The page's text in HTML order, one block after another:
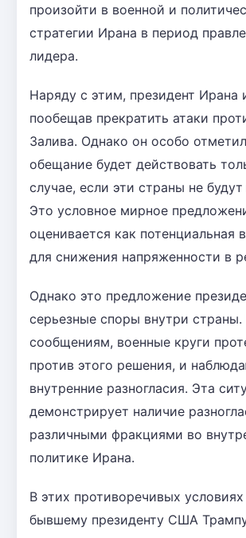
произойти в военной и
стратегии Ирана в период
лидера.
Наряду с этим, президент Ирана
пообещав прекратить атаки
Залива. Однако он особо
обещание будет действовать
случае, если эти страны не будут
Это условное мирное
оценивается как потенциальная
для снижения напряженности в
Однако это предложение
серьезные споры внутри
сообщениям, военные круги
против этого решения, и
внутренние разногласия. Эта
демонстрирует наличие
различными фракциями во
политике Ирана.
В этих противоречивых
бывшему президенту США